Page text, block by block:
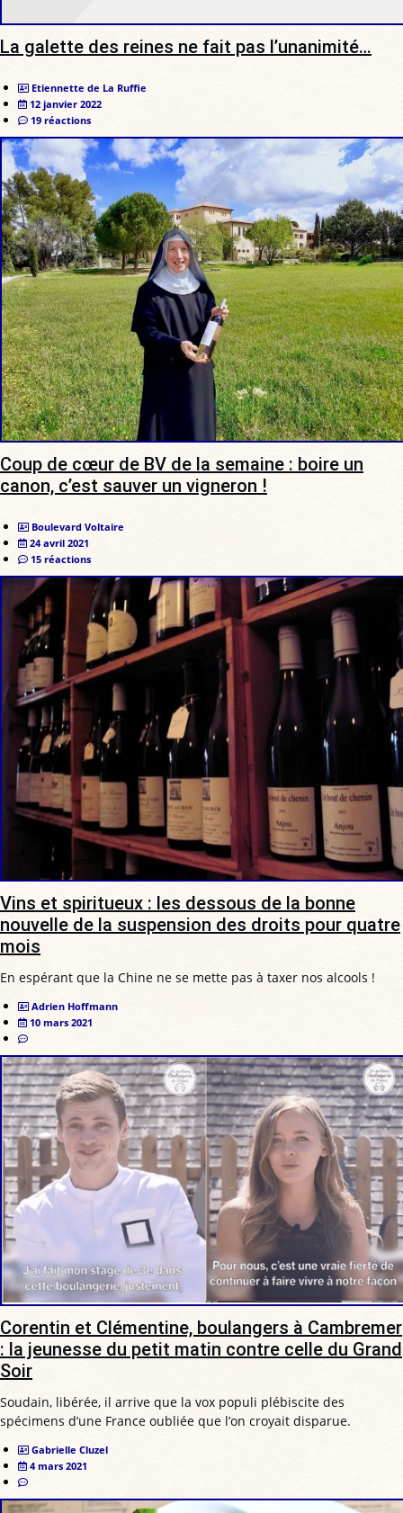
La galette des reines ne fait pas l’unanimité…
Etiennette de La Ruffie
12 janvier 2022
19 réactions
Coup de cœur de BV de la semaine : boire un
canon, c’est sauver un vigneron !
Boulevard Voltaire
24 avril 2021
15 réactions
Vins et spiritueux : les dessous de la bonne
nouvelle de la suspension des droits pour quatre
mois
En espérant que la Chine ne se mette pas à taxer nos alcools !
Adrien Hoffmann
10 mars 2021
Corentin et Clémentine, boulangers à Cambremer
: la jeunesse du petit matin contre celle du Grand
Soir
Soudain, libérée, il arrive que la vox populi plébiscite des
spécimens d’une France oubliée que l’on croyait disparue.
Gabrielle Cluzel
4 mars 2021